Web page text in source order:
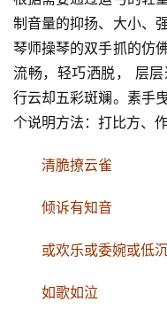
制音量的抑扬、大小、
琴师操琴的双手抓的仿
流畅，轻巧洒脱， 层层
行云却五彩斑斓。素手
个说明方法：打比方、
清脆撩云雀
倾诉有知音
或欢乐或委婉或低
如歌如泣